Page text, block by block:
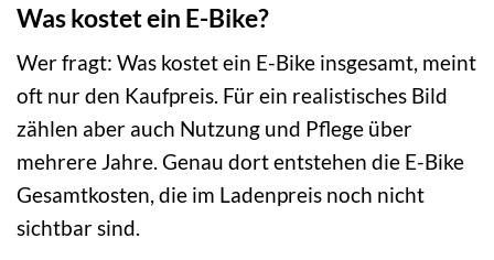
Was kostet ein E-Bike?
Wer fragt: Was kostet ein E-Bike insgesamt, meint
oft nur den Kaufpreis. Für ein realistisches Bild
zählen aber auch Nutzung und Pflege über
mehrere Jahre. Genau dort entstehen die E-Bike
Gesamtkosten, die im Ladenpreis noch nicht
sichtbar sind.